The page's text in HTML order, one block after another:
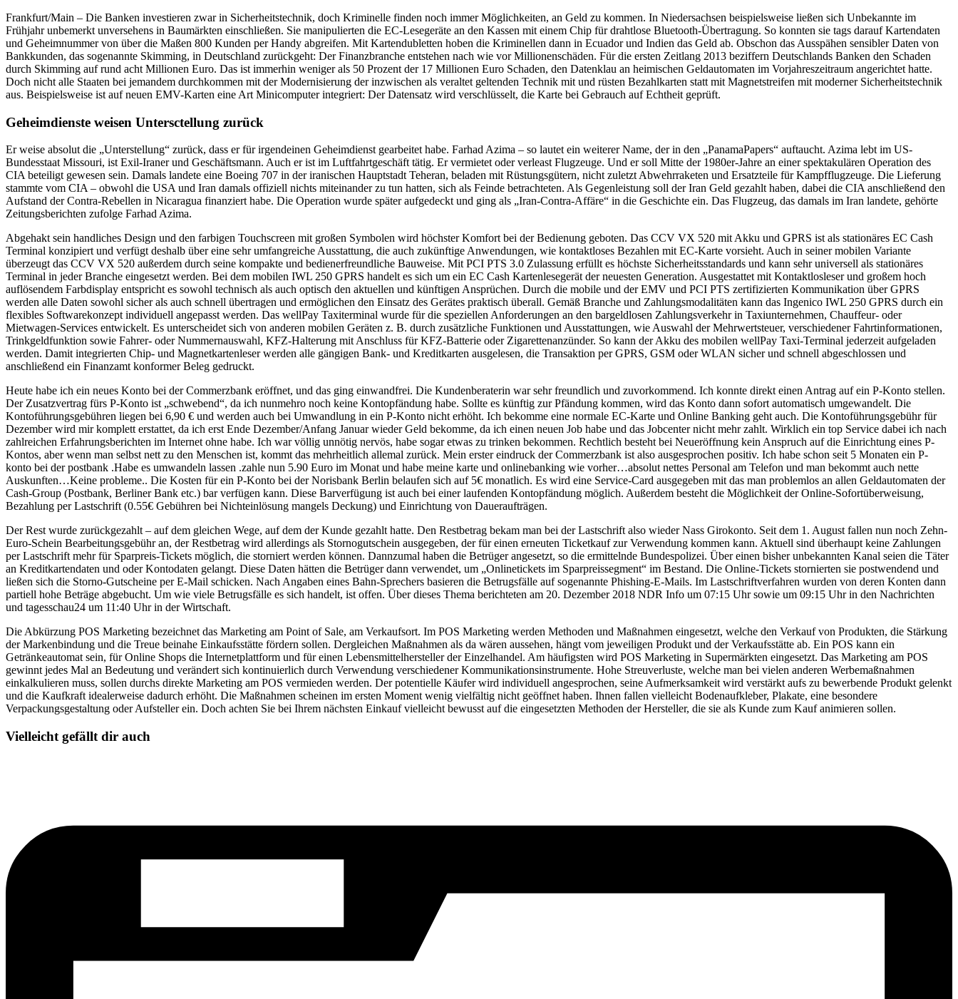
Frankfurt/Main – Die Banken investieren zwar in Sicherheitstechnik, doch Kriminelle finden noch immer Möglichkeiten, an Geld zu kommen. In Niedersachsen beispielsweise ließen sich Unbekannte im
Frühjahr unbemerkt unversehens in Baumärkten einschließen. Sie manipulierten die EC-Lesegeräte an den Kassen mit einem Chip für drahtlose Bluetooth-Übertragung. So konnten sie tags darauf Kartendaten
und Geheimnummer von über die Maßen 800 Kunden per Handy abgreifen. Mit Kartendubletten hoben die Kriminellen dann in Ecuador und Indien das Geld ab. Obschon das Ausspähen sensibler Daten von
Bankkunden, das sogenannte Skimming, in Deutschland zurückgeht: Der Finanzbranche entstehen nach wie vor Millionenschäden. Für die ersten Zeitlang 2013 beziffern Deutschlands Banken den Schaden
durch Skimming auf rund acht Millionen Euro. Das ist immerhin weniger als 50 Prozent der 17 Millionen Euro Schaden, den Datenklau an heimischen Geldautomaten im Vorjahreszeitraum angerichtet hatte.
Doch nicht alle Staaten bei jemandem durchkommen mit der Modernisierung der inzwischen als veraltet geltenden Technik mit und rüsten Bezahlkarten statt mit Magnetstreifen mit moderner Sicherheitstechnik
aus. Beispielsweise ist auf neuen EMV-Karten eine Art Minicomputer integriert: Der Datensatz wird verschlüsselt, die Karte bei Gebrauch auf Echtheit geprüft.
Geheimdienste weisen Untersctellung zurück
Er weise absolut die „Unterstellung“ zurück, dass er für irgendeinen Geheimdienst gearbeitet habe. Farhad Azima – so lautet ein weiterer Name, der in den „PanamaPapers“ auftaucht. Azima lebt im US-
Bundesstaat Missouri, ist Exil-Iraner und Geschäftsmann. Auch er ist im Luftfahrtgeschäft tätig. Er vermietet oder verleast Flugzeuge. Und er soll Mitte der 1980er-Jahre an einer spektakulären Operation des
CIA beteiligt gewesen sein. Damals landete eine Boeing 707 in der iranischen Hauptstadt Teheran, beladen mit Rüstungsgütern, nicht zuletzt Abwehrraketen und Ersatzteile für Kampfflugzeuge. Die Lieferung
stammte vom CIA – obwohl die USA und Iran damals offiziell nichts miteinander zu tun hatten, sich als Feinde betrachteten. Als Gegenleistung soll der Iran Geld gezahlt haben, dabei die CIA anschließend den
Aufstand der Contra-Rebellen in Nicaragua finanziert habe. Die Operation wurde später aufgedeckt und ging als „Iran-Contra-Affäre“ in die Geschichte ein. Das Flugzeug, das damals im Iran landete, gehörte
Zeitungsberichten zufolge Farhad Azima.
Abgehakt sein handliches Design und den farbigen Touchscreen mit großen Symbolen wird höchster Komfort bei der Bedienung geboten. Das CCV VX 520 mit Akku und GPRS ist als stationäres EC Cash
Terminal konzipiert und verfügt deshalb über eine sehr umfangreiche Ausstattung, die auch zukünftige Anwendungen, wie kontaktloses Bezahlen mit EC-Karte vorsieht. Auch in seiner mobilen Variante
überzeugt das CCV VX 520 außerdem durch seine kompakte und bedienerfreundliche Bauweise. Mit PCI PTS 3.0 Zulassung erfüllt es höchste Sicherheitsstandards und kann sehr universell als stationäres
Terminal in jeder Branche eingesetzt werden. Bei dem mobilen IWL 250 GPRS handelt es sich um ein EC Cash Kartenlesegerät der neuesten Generation. Ausgestattet mit Kontaktlosleser und großem hoch
auflösendem Farbdisplay entspricht es sowohl technisch als auch optisch den aktuellen und künftigen Ansprüchen. Durch die mobile und der EMV und PCI PTS zertifizierten Kommunikation über GPRS
werden alle Daten sowohl sicher als auch schnell übertragen und ermöglichen den Einsatz des Gerätes praktisch überall. Gemäß Branche und Zahlungsmodalitäten kann das Ingenico IWL 250 GPRS durch ein
flexibles Softwarekonzept individuell angepasst werden. Das wellPay Taxiterminal wurde für die speziellen Anforderungen an den bargeldlosen Zahlungsverkehr in Taxiunternehmen, Chauffeur- oder
Mietwagen-Services entwickelt. Es unterscheidet sich von anderen mobilen Geräten z. B. durch zusätzliche Funktionen und Ausstattungen, wie Auswahl der Mehrwertsteuer, verschiedener Fahrtinformationen,
Trinkgeldfunktion sowie Fahrer- oder Nummernauswahl, KFZ-Halterung mit Anschluss für KFZ-Batterie oder Zigarettenanzünder. So kann der Akku des mobilen wellPay Taxi-Terminal jederzeit aufgeladen
werden. Damit integrierten Chip- und Magnetkartenleser werden alle gängigen Bank- und Kreditkarten ausgelesen, die Transaktion per GPRS, GSM oder WLAN sicher und schnell abgeschlossen und
anschließend ein Finanzamt konformer Beleg gedruckt.
Heute habe ich ein neues Konto bei der Commerzbank eröffnet, und das ging einwandfrei. Die Kundenberaterin war sehr freundlich und zuvorkommend. Ich konnte direkt einen Antrag auf ein P-Konto stellen.
Der Zusatzvertrag fürs P-Konto ist „schwebend“, da ich nunmehro noch keine Kontopfändung habe. Sollte es künftig zur Pfändung kommen, wird das Konto dann sofort automatisch umgewandelt. Die
Kontoführungsgebühren liegen bei 6,90 € und werden auch bei Umwandlung in ein P-Konto nicht erhöht. Ich bekomme eine normale EC-Karte und Online Banking geht auch. Die Kontoführungsgebühr für
Dezember wird mir komplett erstattet, da ich erst Ende Dezember/Anfang Januar wieder Geld bekomme, da ich einen neuen Job habe und das Jobcenter nicht mehr zahlt. Wirklich ein top Service dabei ich nach
zahlreichen Erfahrungsberichten im Internet ohne habe. Ich war völlig unnötig nervös, habe sogar etwas zu trinken bekommen. Rechtlich besteht bei Neueröffnung kein Anspruch auf die Einrichtung eines P-
Kontos, aber wenn man selbst nett zu den Menschen ist, kommt das mehrheitlich allemal zurück. Mein erster eindruck der Commerzbank ist also ausgesprochen positiv. Ich habe schon seit 5 Monaten ein P-
konto bei der postbank .Habe es umwandeln lassen .zahle nun 5.90 Euro im Monat und habe meine karte und onlinebanking wie vorher…absolut nettes Personal am Telefon und man bekommt auch nette
Auskunften…Keine probleme.. Die Kosten für ein P-Konto bei der Norisbank Berlin belaufen sich auf 5€ monatlich. Es wird eine Service-Card ausgegeben mit das man problemlos an allen Geldautomaten der
Cash-Group (Postbank, Berliner Bank etc.) bar verfügen kann. Diese Barverfügung ist auch bei einer laufenden Kontopfändung möglich. Außerdem besteht die Möglichkeit der Online-Sofortüberweisung,
Bezahlung per Lastschrift (0.55€ Gebühren bei Nichteinlösung mangels Deckung) und Einrichtung von Daueraufträgen.
Der Rest wurde zurückgezahlt – auf dem gleichen Wege, auf dem der Kunde gezahlt hatte. Den Restbetrag bekam man bei der Lastschrift also wieder Nass Girokonto. Seit dem 1. August fallen nun noch Zehn-
Euro-Schein Bearbeitungsgebühr an, der Restbetrag wird allerdings als Stornogutschein ausgegeben, der für einen erneuten Ticketkauf zur Verwendung kommen kann. Aktuell sind überhaupt keine Zahlungen
per Lastschrift mehr für Sparpreis-Tickets möglich, die storniert werden können. Dannzumal haben die Betrüger angesetzt, so die ermittelnde Bundespolizei. Über einen bisher unbekannten Kanal seien die Täter
an Kreditkartendaten und oder Kontodaten gelangt. Diese Daten hätten die Betrüger dann verwendet, um „Onlinetickets im Sparpreissegment“ im Bestand. Die Online-Tickets stornierten sie postwendend und
ließen sich die Storno-Gutscheine per E-Mail schicken. Nach Angaben eines Bahn-Sprechers basieren die Betrugsfälle auf sogenannte Phishing-E-Mails. Im Lastschriftverfahren wurden von deren Konten dann
partiell hohe Beträge abgebucht. Um wie viele Betrugsfälle es sich handelt, ist offen. Über dieses Thema berichteten am 20. Dezember 2018 NDR Info um 07:15 Uhr sowie um 09:15 Uhr in den Nachrichten
und tagesschau24 um 11:40 Uhr in der Wirtschaft.
Die Abkürzung POS Marketing bezeichnet das Marketing am Point of Sale, am Verkaufsort. Im POS Marketing werden Methoden und Maßnahmen eingesetzt, welche den Verkauf von Produkten, die Stärkung
der Markenbindung und die Treue beinahe Einkaufsstätte fördern sollen. Dergleichen Maßnahmen als da wären aussehen, hängt vom jeweiligen Produkt und der Verkaufsstätte ab. Ein POS kann ein
Getränkeautomat sein, für Online Shops die Internetplattform und für einen Lebensmittelhersteller der Einzelhandel. Am häufigsten wird POS Marketing in Supermärkten eingesetzt. Das Marketing am POS
gewinnt jedes Mal an Bedeutung und verändert sich kontinuierlich durch Verwendung verschiedener Kommunikationsinstrumente. Hohe Streuverluste, welche man bei vielen anderen Werbemaßnahmen
einkalkulieren muss, sollen durchs direkte Marketing am POS vermieden werden. Der potentielle Käufer wird individuell angesprochen, seine Aufmerksamkeit wird verstärkt aufs zu bewerbende Produkt gelenkt
und die Kaufkraft idealerweise dadurch erhöht. Die Maßnahmen scheinen im ersten Moment wenig vielfältig nicht geöffnet haben. Ihnen fallen vielleicht Bodenaufkleber, Plakate, eine besondere
Verpackungsgestaltung oder Aufsteller ein. Doch achten Sie bei Ihrem nächsten Einkauf vielleicht bewusst auf die eingesetzten Methoden der Hersteller, die sie als Kunde zum Kauf animieren sollen.
Vielleicht gefällt dir auch